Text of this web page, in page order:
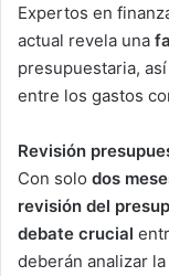
Expertos en
actual revela una
presupuestaria,
entre los gastos
Revisión
Con solo dos
revisión del
debate crucial
deberán analizar la